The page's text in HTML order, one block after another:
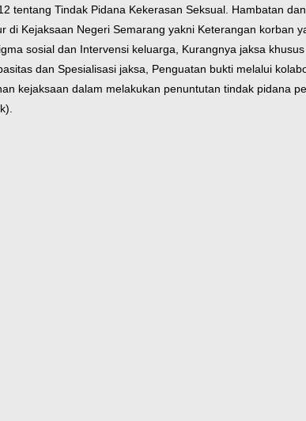
tentang Tindak Pidana Kekerasan Seksual. Hambatan
Kejaksaan Negeri Semarang yakni Keterangan korban
sosial dan Intervensi keluarga, Kurangnya jaksa
dan Spesialisasi jaksa, Penguatan bukti melalui
kejaksaan dalam melakukan penuntutan tindak pidana